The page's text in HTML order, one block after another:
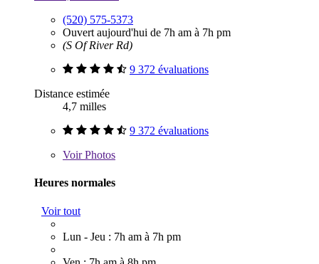
(520) 575-5373
Ouvert aujourd'hui de 7h am à 7h pm
(S Of River Rd)
9 372 évaluations
Distance estimée
4,7 milles
9 372 évaluations
VoirPhotos
Heures normales
Voir tout
Lun - Jeu : 7h am à 7h pm